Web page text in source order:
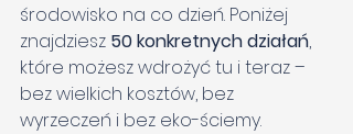
środowisko na co dzień. Poniżej
znajdziesz 50 konkretnych działań,
które możesz wdrożyć tu i teraz –
bez wielkich kosztów, bez
wyrzeczeń i bez eko-ściemy.